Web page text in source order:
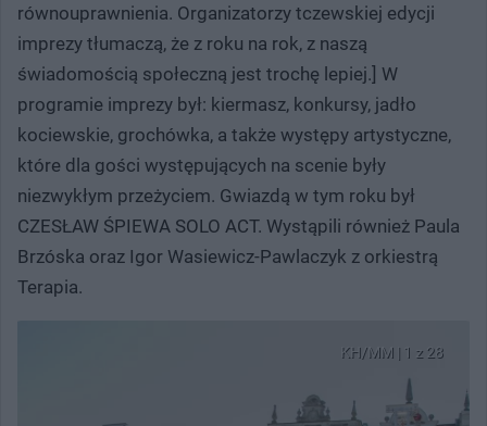
równouprawnienia. Organizatorzy tczewskiej edycji
imprezy tłumaczą, że z roku na rok, z naszą
świadomością społeczną jest trochę lepiej.] W
programie imprezy był: kiermasz, konkursy, jadło
kociewskie, grochówka, a także występy artystyczne,
które dla gości występujących na scenie były
niezwykłym przeżyciem. Gwiazdą w tym roku był
CZESŁAW ŚPIEWA SOLO ACT. Wystąpili również Paula
Brzóska oraz Igor Wasiewicz-Pawlaczyk z orkiestrą
Terapia.
KH/MM | 1 z 28